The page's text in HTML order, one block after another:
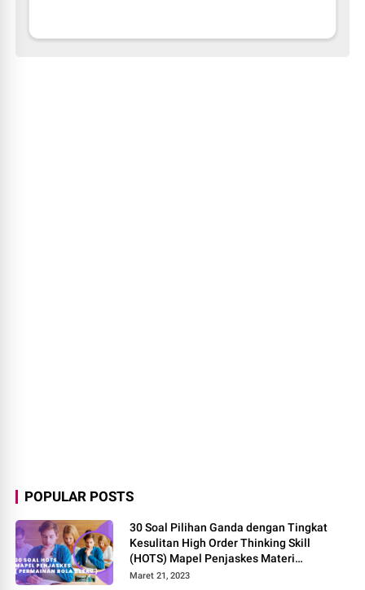
POPULAR POSTS
30 Soal Pilihan Ganda dengan Tingkat
Kesulitan High Order Thinking Skill
(HOTS) Mapel Penjaskes Materi
Permainan Bola Besar
Maret 21, 2023